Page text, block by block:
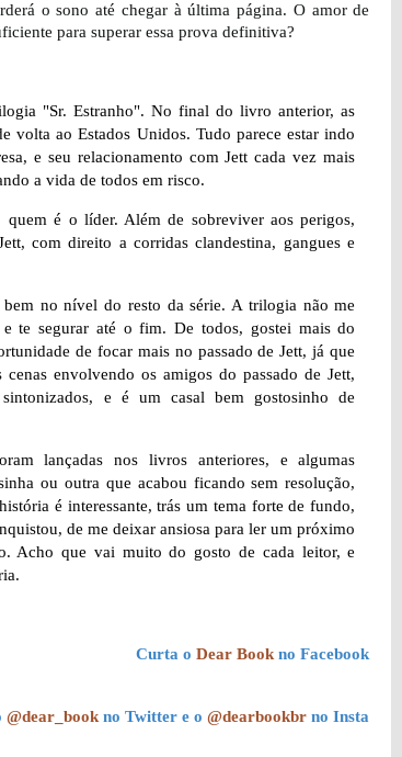
o sono até chegar à última página. O amor de
para superar essa prova definitiva?
"Sr. Estranho". No final do livro anterior, as
volta ao Estados Unidos. Tudo parece estar indo
e seu relacionamento com Jett cada vez mais
a vida de todos em risco.
é o líder. Além de sobreviver aos perigos,
com direito a corridas clandestina, gangues e
no nível do resto da série. A trilogia não me
te segurar até o fim. De todos, gostei mais do
de focar mais no passado de Jett, já que
envolvendo os amigos do passado de Jett,
e é um casal bem gostosinho de
lançadas nos livros anteriores, e algumas
ou outra que acabou ficando sem resolução,
é interessante, trás um tema forte de fundo,
de me deixar ansiosa para ler um próximo
Acho que vai muito do gosto de cada leitor, e
Curta oDear Book no Facebook
@dear_book no Twitter e o@dearbookbr no Insta